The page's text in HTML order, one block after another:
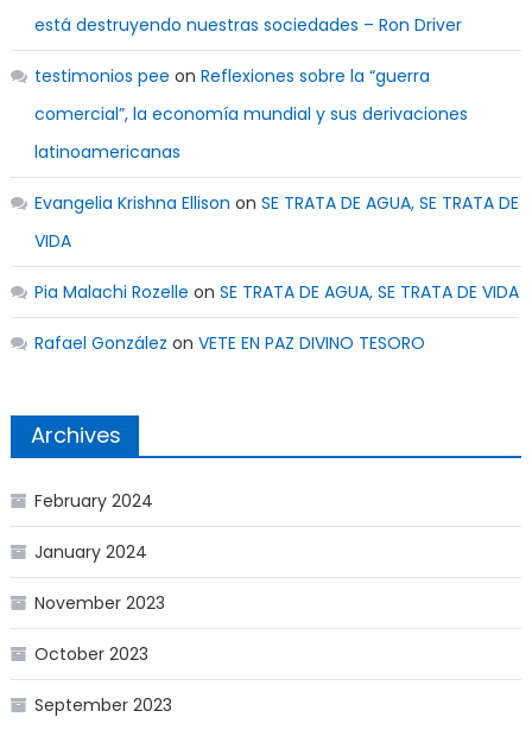
está destruyendo nuestras sociedades – Ron Driver
testimonios pee on Reflexiones sobre la “guerra
comercial”, la economía mundial y sus derivaciones
latinoamericanas
Evangelia Krishna Ellison on SE TRATA DE AGUA, SE TRATA DE
VIDA
Pia Malachi Rozelle on SE TRATA DE AGUA, SE TRATA DE VIDA
Rafael González on VETE EN PAZ DIVINO TESORO
Archives
February 2024
January 2024
November 2023
October 2023
September 2023